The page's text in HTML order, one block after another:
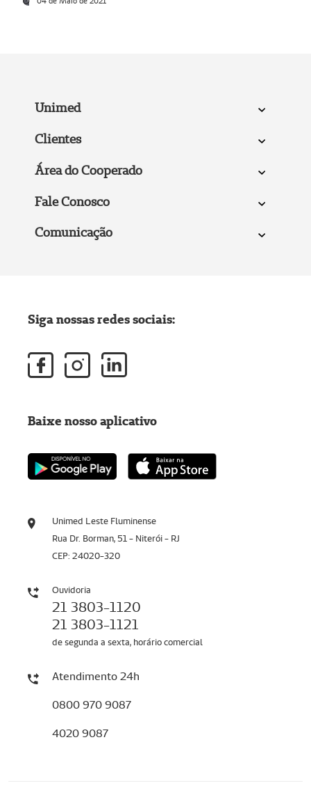
Unimed
Clientes
Área do Cooperado
Fale Conosco
Comunicação
Unimed Leste Fluminense
Rua Dr. Borman, 51 - Niterói - RJ
CEP: 24020-320
Ouvidoria
21 3803-1120
21 3803-1121
de segunda a sexta, horário comercial
Atendimento 24h
0800 970 9087
4020 9087
Siga nossas redes sociais:
Baixe nosso aplicativo